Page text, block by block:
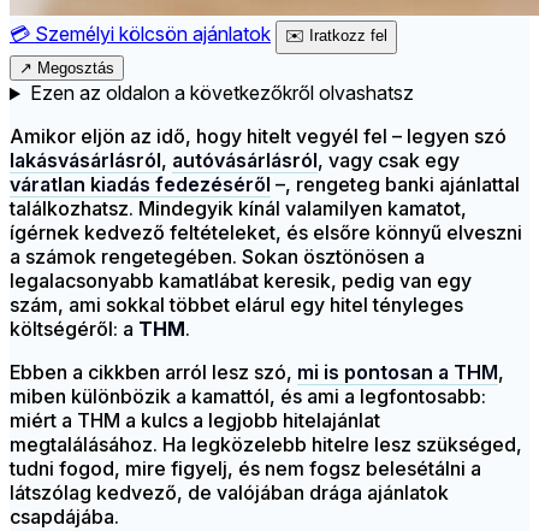
💳 Személyi kölcsön ajánlatok ✉️ Iratkozz fel
↗ Megosztás
Ezen az oldalon a következőkről olvashatsz
Amikor eljön az idő, hogy hitelt vegyél fel – legyen szó
lakásvásárlásról, autóvásárlásról, vagy csak egy
váratlan kiadás fedezéséről –, rengeteg banki ajánlattal
találkozhatsz. Mindegyik kínál valamilyen kamatot,
ígérnek kedvező feltételeket, és elsőre könnyű elveszni
a számok rengetegében. Sokan ösztönösen a
legalacsonyabb kamatlábat keresik, pedig van egy
szám, ami sokkal többet elárul egy hitel tényleges
költségéről: a THM.
Ebben a cikkben arról lesz szó, mi is pontosan a THM,
miben különbözik a kamattól, és ami a legfontosabb:
miért a THM a kulcs a legjobb hitelajánlat
megtalálásához. Ha legközelebb hitelre lesz szükséged,
tudni fogod, mire figyelj, és nem fogsz belesétálni a
látszólag kedvező, de valójában drága ajánlatok
csapdájába.